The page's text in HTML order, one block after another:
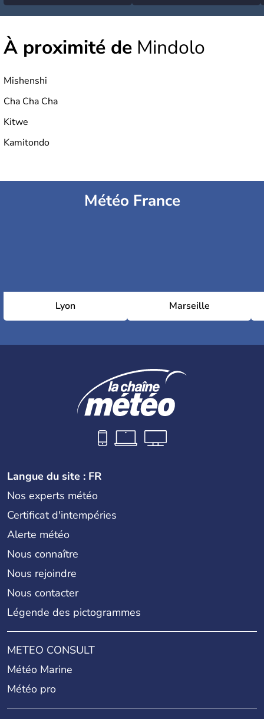
À proximité de Mindolo
Mishenshi
Cha Cha Cha
Kitwe
Kamitondo
Météo France
Lyon Marseille
Langue du site : FR
Nos experts météo
Certificat d'intempéries
Alerte météo
Nous connaître
Nous rejoindre
Nous contacter
Légende des pictogrammes
METEO CONSULT
Météo Marine
Météo pro